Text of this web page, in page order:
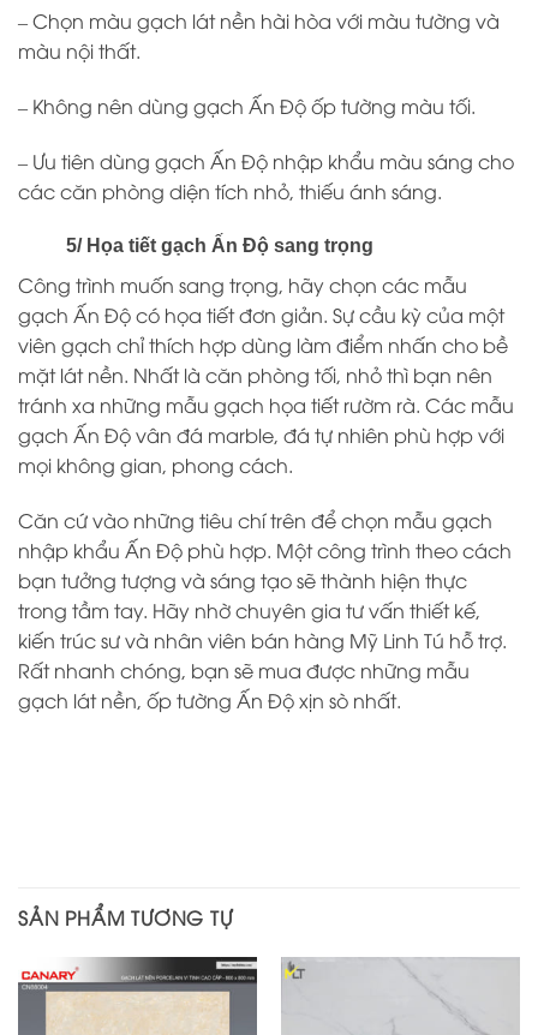
– Chọn màu gạch lát nền hài hòa với màu tường và
màu nội thất.
– Không nên dùng gạch Ấn Độ ốp tường màu tối.
– Ưu tiên dùng gạch Ấn Độ nhập khẩu màu sáng cho
các căn phòng diện tích nhỏ, thiếu ánh sáng.
5/ Họa tiết gạch Ấn Độ sang trọng
Công trình muốn sang trọng, hãy chọn các mẫu
gạch Ấn Độ có họa tiết đơn giản. Sự cầu kỳ của một
viên gạch chỉ thích hợp dùng làm điểm nhấn cho bề
mặt lát nền. Nhất là căn phòng tối, nhỏ thì bạn nên
tránh xa những mẫu gạch họa tiết rườm rà. Các mẫu
gạch Ấn Độ vân đá marble, đá tự nhiên phù hợp với
mọi không gian, phong cách.
Căn cứ vào những tiêu chí trên để chọn mẫu gạch
nhập khẩu Ấn Độ phù hợp. Một công trình theo cách
bạn tưởng tượng và sáng tạo sẽ thành hiện thực
trong tầm tay. Hãy nhờ chuyên gia tư vấn thiết kế,
kiến trúc sư và nhân viên bán hàng Mỹ Linh Tú hỗ trợ.
Rất nhanh chóng, bạn sẽ mua được những mẫu
gạch lát nền, ốp tường Ấn Độ xịn sò nhất.
SẢN PHẨM TƯƠNG TỰ